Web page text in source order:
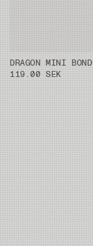
DRAGON MINI
119.00 SEK